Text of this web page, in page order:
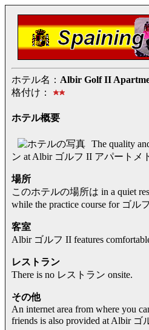
ホテル名： Albir Golf II
格付け：
ホテル概要
The quality
ン at Albir ゴルフ II アパートメ
場所
このホテルの場所は in a quiet
while the practice course for ゴル
客室
Albir ゴルフ II features
レストラン
There is no レストラン onsite.
その他
An internet area from where you
friends is also provided at Albir ゴ